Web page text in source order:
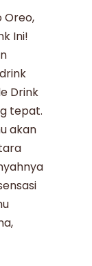
Oreo,
Ini!
Drink
tepat.
akan